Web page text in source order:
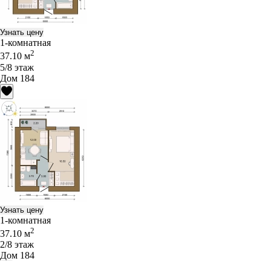
Узнать цену
1-комнатная
37.10 м2
5/8 этаж
Дом 184
Узнать цену
1-комнатная
37.10 м2
2/8 этаж
Дом 184